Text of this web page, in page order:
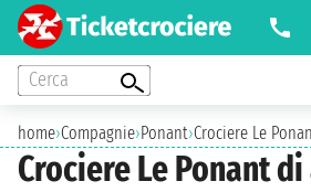
Cerca
home›Compagnie›Ponant›Crociere Le
Crociere Le Ponant